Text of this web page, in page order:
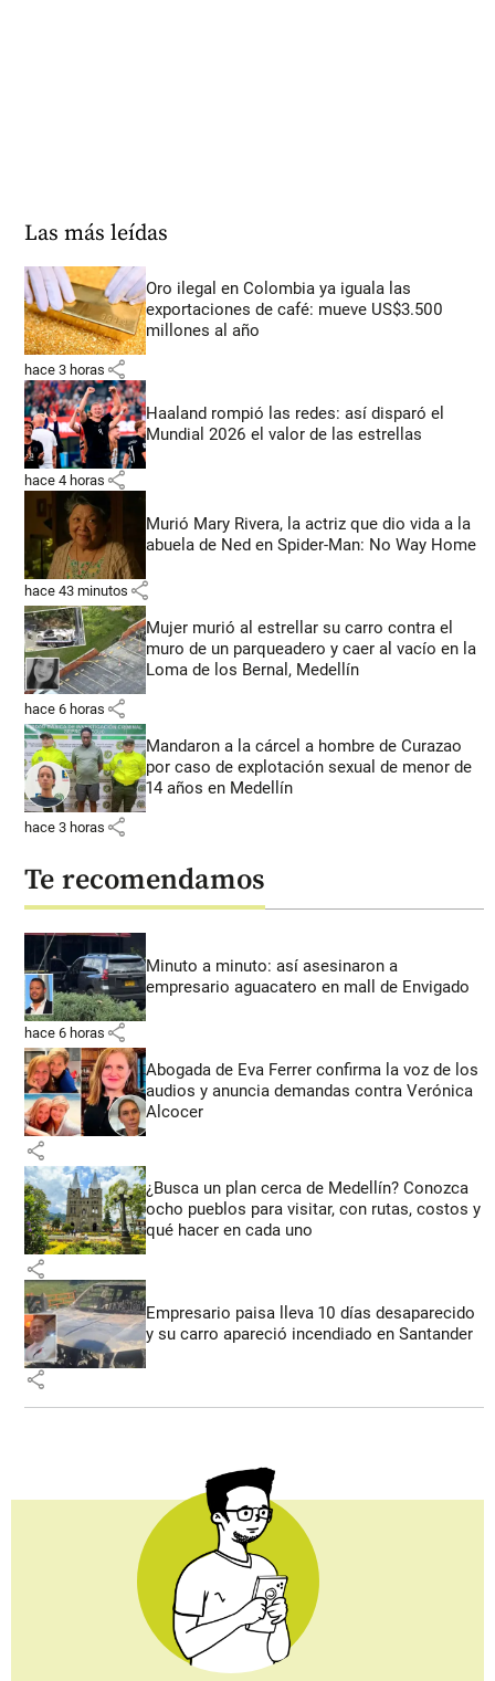
Las más leídas
Oro ilegal en Colombia ya iguala las
exportaciones de café: mueve US$3.500
millones al año
hace 3 horas share
Haaland rompió las redes: así disparó el
Mundial 2026 el valor de las estrellas
hace 4 horas share
Murió Mary Rivera, la actriz que dio vida a la
abuela de Ned en Spider-Man: No Way Home
hace 43 minutos share
Mujer murió al estrellar su carro contra el
muro de un parqueadero y caer al vacío en la
Loma de los Bernal, Medellín
hace 6 horas share
Mandaron a la cárcel a hombre de Curazao
por caso de explotación sexual de menor de
14 años en Medellín
hace 3 horas share
Te recomendamos
Minuto a minuto: así asesinaron a
empresario aguacatero en mall de Envigado
hace 6 horas share
Abogada de Eva Ferrer confirma la voz de los
audios y anuncia demandas contra Verónica
Alcocer
share
¿Busca un plan cerca de Medellín? Conozca
ocho pueblos para visitar, con rutas, costos y
qué hacer en cada uno
share
Empresario paisa lleva 10 días desaparecido
y su carro apareció incendiado en Santander
share